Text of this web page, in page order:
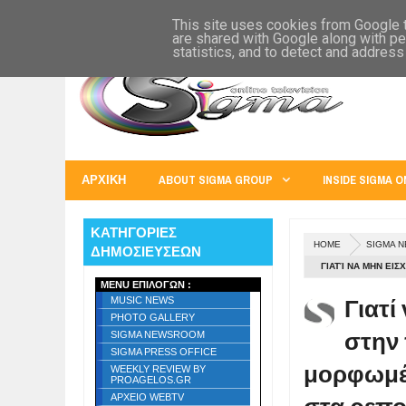
EUROPE U.S.A. AUSTRALIA
ΑΡΧΙΚΗ ABOUT SIGMA GROUP INSIDE SIGMA
HOME SIGMA
ΓΙΑΤΊ ΝΑ ΜΗΝ
στην
ΚΑΤΗΓΟΡΙΕΣ
ΔΗΜΟΣΙΕΥΣΕΩΝ
MENU ΕΠΙΛΟΓΩΝ :
MUSIC NEWS
PHOTO GALLERY
SIGMA NEWSROOM
SIGMA PRESS OFFICE
WEEKLY REVIEW BY
PROAGELOS.GR
ΑΡΧΕΙΟ WEBTV
This site uses cookies from Google
are shared with Google along with
statistics, and to detect and address